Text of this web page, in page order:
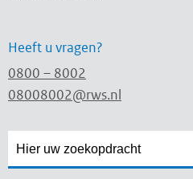
Heeft u vragen?
0800 – 8002
08008002@rws.nl